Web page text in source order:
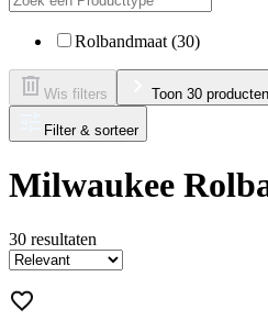
Rolbandmaat (30)
Wis filters Toon 30 producten
Filter & sorteer
Milwaukee
30 resultaten